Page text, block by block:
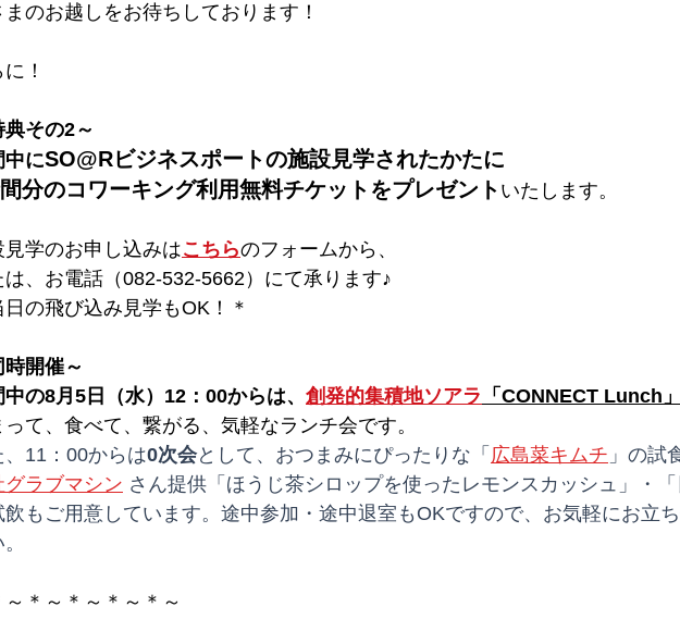
まのお越しをお待ちしております！
！
典その2～
中にSO@Rビジネスポートの施設見学されたかたに
分のコワーキング利用無料チケットをプレゼント いたします。
見学のお申し込みはこちらのフォームから、
は、お電話（082-532-5662）にて承ります♪
日の飛び込み見学もOK！＊
時開催～
の8月5日（水）12：00からは、 創発的集積地ソアラ 「CONNECT Lunch」
って、食べて、繋がる、気軽なランチ会です。
、11：00からは0次会として、おつまみにぴったりな「 広島菜キムチ 」の試
グラブマシン さん提供「ほうじ茶シロップを使ったレモンスカッシュ」・「
飲もご用意しています。途中参加・途中退室もOKですので、お気軽にお立
～＊～＊～＊～＊～